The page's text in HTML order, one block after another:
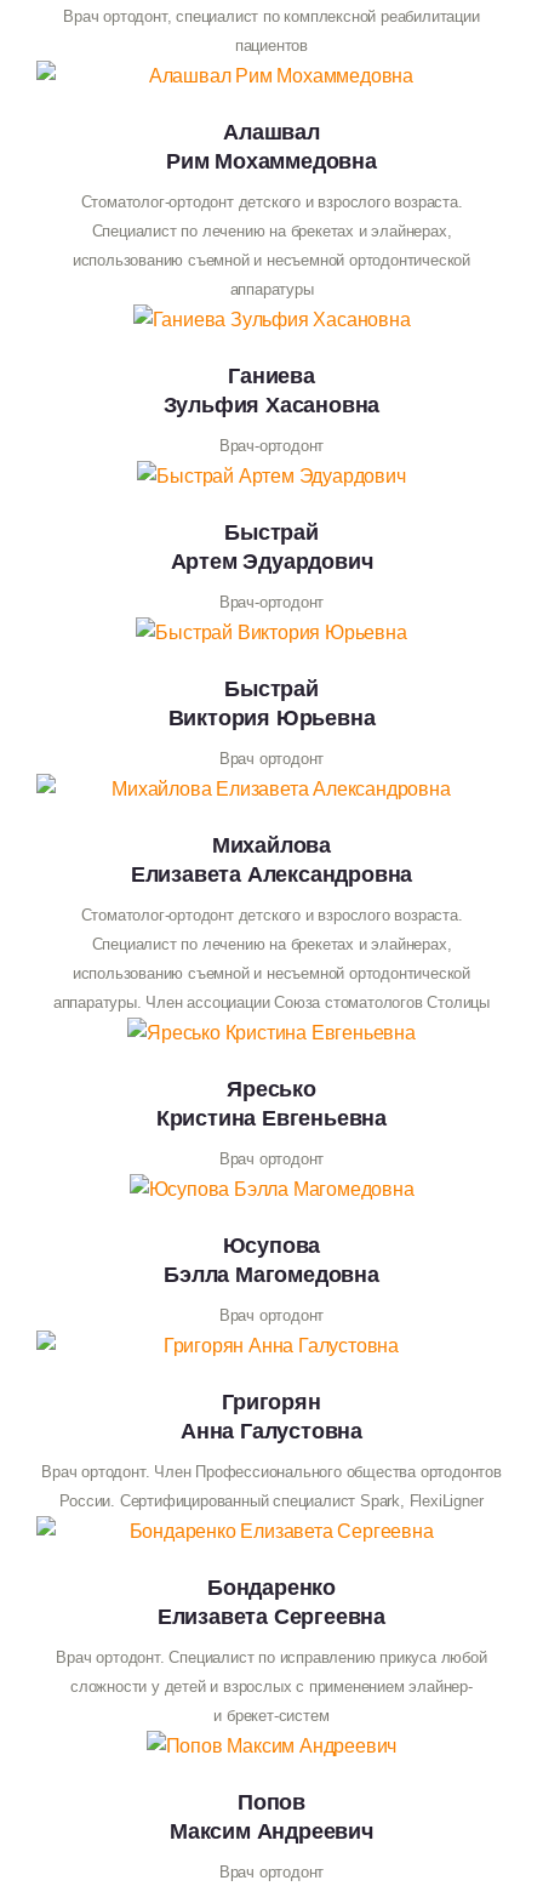
Врач ортодонт, специалист по комплексной реабилитации
пациентов
Алашвал
Рим Мохаммедовна
Стоматолог-ортодонт детского и взрослого возраста.
Специалист по лечению на брекетах и элайнерах,
использованию съемной и несъемной ортодонтической
аппаратуры
Ганиева
Зульфия Хасановна
Врач-ортодонт
Быстрай
Артем Эдуардович
Врач-ортодонт
Быстрай
Виктория Юрьевна
Врач ортодонт
Михайлова
Елизавета Александровна
Стоматолог-ортодонт детского и взрослого возраста.
Специалист по лечению на брекетах и элайнерах,
использованию съемной и несъемной ортодонтической
аппаратуры. Член ассоциации Союза стоматологов Столицы
Яресько
Кристина Евгеньевна
Врач ортодонт
Юсупова
Бэлла Магомедовна
Врач ортодонт
Григорян
Анна Галустовна
Врач ортодонт. Член Профессионального общества ортодонтов
России. Сертифицированный специалист Spark, FlexiLigner
Бондаренко
Елизавета Сергеевна
Врач ортодонт. Специалист по исправлению прикуса любой
сложности у детей и взрослых с применением элайнер-
и брекет-систем
Попов
Максим Андреевич
Врач ортодонт